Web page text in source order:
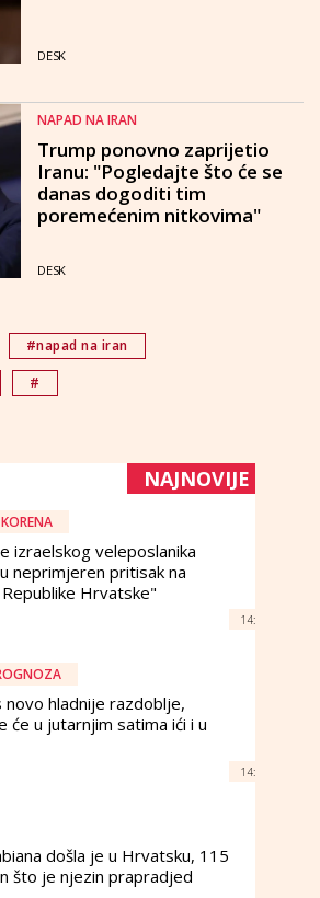
DESK
NAPAD NA IRAN
Trump ponovno zaprijetio
Iranu: "Pogledajte što će se
danas dogoditi tim
poremećenim nitkovima"
DESK
#napad na iran
#
NAJNOVIJE
izraelskog veleposlanika
neprimjeren pritisak na
Hrvatske"
14:
novo hladnije razdoblje,
će u jutarnjim satima ići i u
14:
došla je u Hrvatsku, 115
što je njezin prapradjed